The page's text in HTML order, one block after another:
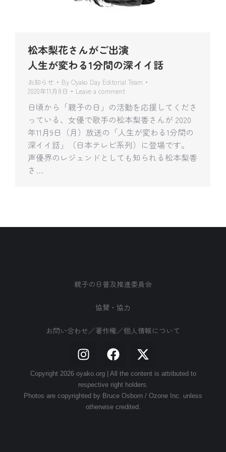
松本梨花さんがご出演
人生が変わる1分間の深イイ話
お知らせ By Oyako Day Editorial Team
2020年11月8日
Leave a comment
日頃から「親子の日」の活動を応援してくださ
っている、女優で歌手の松本梨香さんが 2020
年11月9日（月）放送の「人生が変わる1分間の
深イイ話」（日本テレビ系列）に登場です。
声優界のレジェンドとしても知られる松本梨香
さ…
親子の日普及推進委員会
協賛・協力
お問い合わせ／著作権／個人情報について
Copyright 2026 oyako.org | All the content is attributed to
respective right holders.
Photos are copyrighted by Bruce Osborn / Ozone Inc. unless
otherwise credited.